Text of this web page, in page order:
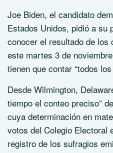
Joe Biden, el candidato
Estados Unidos, pidió a su
conocer el resultado de
este martes 3 de
tienen que contar “todos
Desde Wilmington,
tiempo el conteo preciso”
cuya determinación en
votos del Colegio Electoral
registro de los sufragios